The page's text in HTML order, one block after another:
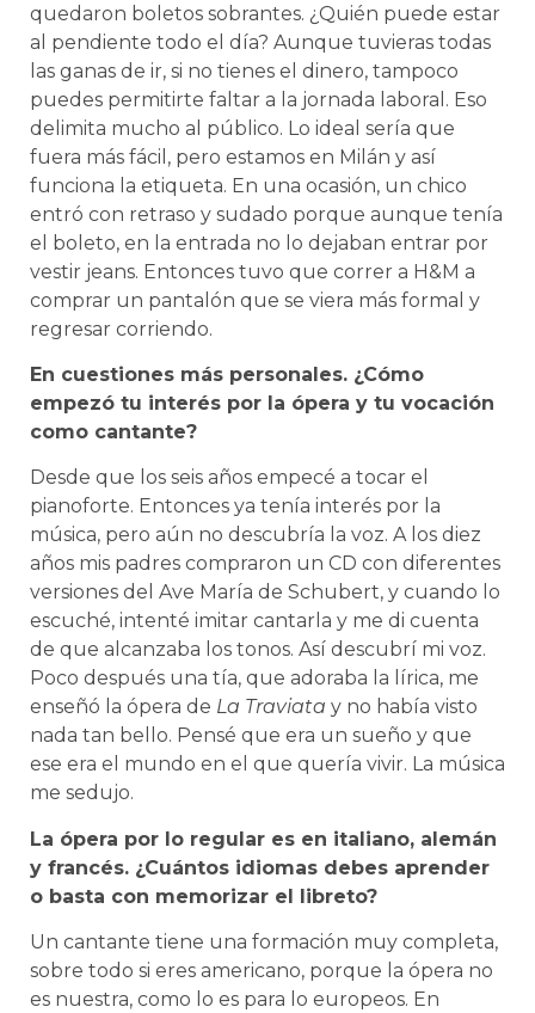
quedaron boletos sobrantes. ¿Quién puede estar
al pendiente todo el día? Aunque tuvieras todas
las ganas de ir, si no tienes el dinero, tampoco
puedes permitirte faltar a la jornada laboral. Eso
delimita mucho al público. Lo ideal sería que
fuera más fácil, pero estamos en Milán y así
funciona la etiqueta. En una ocasión, un chico
entró con retraso y sudado porque aunque tenía
el boleto, en la entrada no lo dejaban entrar por
vestir jeans. Entonces tuvo que correr a H&M a
comprar un pantalón que se viera más formal y
regresar corriendo.
En cuestiones más personales. ¿Cómo
empezó tu interés por la ópera y tu vocación
como cantante?
Desde que los seis años empecé a tocar el
pianoforte. Entonces ya tenía interés por la
música, pero aún no descubría la voz. A los diez
años mis padres compraron un CD con diferentes
versiones del Ave María de Schubert, y cuando lo
escuché, intenté imitar cantarla y me di cuenta
de que alcanzaba los tonos. Así descubrí mi voz.
Poco después una tía, que adoraba la lírica, me
enseñó la ópera de La Traviata y no había visto
nada tan bello. Pensé que era un sueño y que
ese era el mundo en el que quería vivir. La música
me sedujo.
La ópera por lo regular es en italiano, alemán
y francés. ¿Cuántos idiomas debes aprender
o basta con memorizar el libreto?
Un cantante tiene una formación muy completa,
sobre todo si eres americano, porque la ópera no
es nuestra, como lo es para lo europeos. En